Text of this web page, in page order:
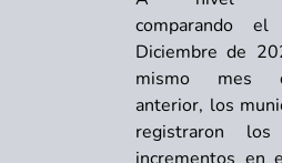
comparando
Diciembre de
mismo mes
anterior, los
registraron los